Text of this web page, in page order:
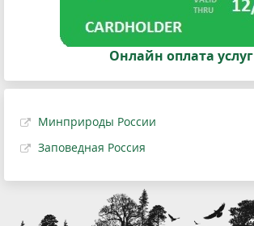
Онлайн оплата услуг
Минприроды России
Заповедная Россия